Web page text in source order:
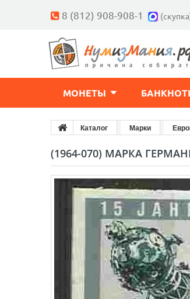
8 (812) 908-908-1
МОНЕТЫ
Каталог Марки
(1964-070) МАРКА